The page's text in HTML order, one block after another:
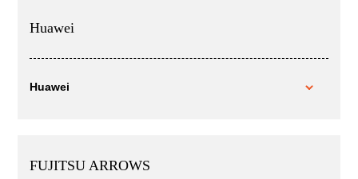
Huawei
Huawei
FUJITSU ARROWS